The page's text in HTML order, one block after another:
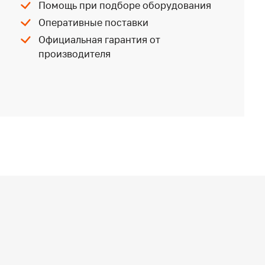
Помощь при подборе оборудования
Оперативные поставки
Официальная гарантия от
производителя